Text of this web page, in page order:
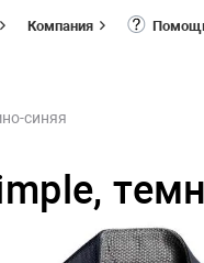
Компания
синяя